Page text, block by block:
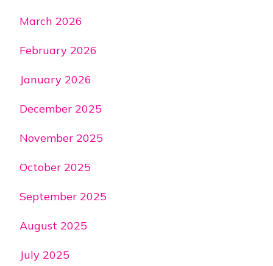
March 2026
February 2026
January 2026
December 2025
November 2025
October 2025
September 2025
August 2025
July 2025